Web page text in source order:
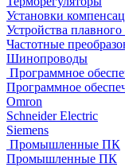
Установки
Устройства плавного
Частотные
Шинопроводы
Программное
Программное
Omron
Schneider Electric
Siemens
Промышленные ПК
Промышленные ПК